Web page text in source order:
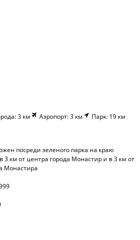
3 км Аэропорт: 3 км
Парк: 19 км
посреди зеленого парка на краю
3 км от центра города Монастир и в 3 км от
Монастира